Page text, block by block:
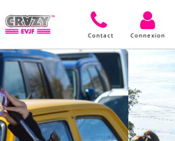
Contact Connexion